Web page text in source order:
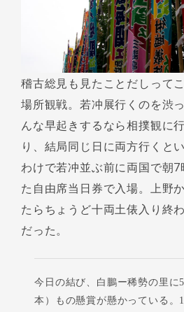
稽古総見も見たことだしって
場所観戦。若冲展行くのを渋
んな早起きするなら相撲観に
り、結局同じ日に両方行くと
わけで若冲並ぶ前に両国で朝
た自由席当日券で入場。上野
たらちょうど十両土俵入り終
だった。
今日の結び、白鵬ー稀勢の里に
本）もの懸賞が懸かっている。